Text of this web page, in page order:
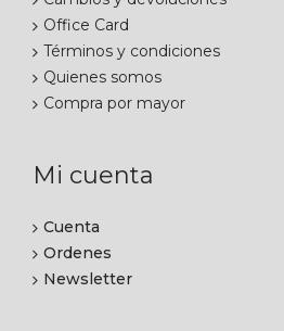
Office Card
Términos y condiciones
Quienes somos
Compra por mayor
Mi cuenta
Cuenta
Ordenes
Newsletter